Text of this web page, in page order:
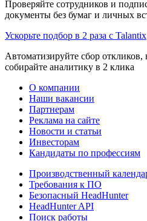
Проверяйте сотрудников и
документы без бумаг и личных
Ускорьте подбор в 2 раза с Talantix
Автоматизируйте сбор откликов,
собирайте аналитику в 2 клика
О компании
Наши вакансии
Партнерам
Реклама на сайте
Новости и статьи
Инвесторам
Кандидаты по профессиям
Производственный
Требования к ПО
Безопасный HeadHunter
HeadHunter API
Поиск работы